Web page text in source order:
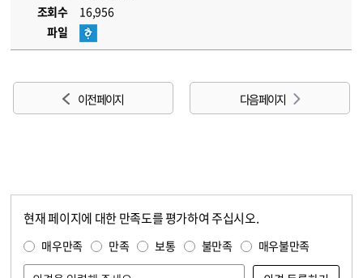
조회수
16,956
파일
이전 페이지 다음 페이지
현재 페이지에 대한 만족도를 평가하여 주십시오.
매우만족 만족 보통 불만족 매우불만족